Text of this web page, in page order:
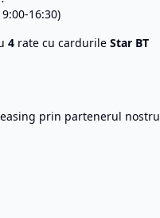
9:00-16:30)
4 rate cu cardurile Star BT
prin partenerul nostru